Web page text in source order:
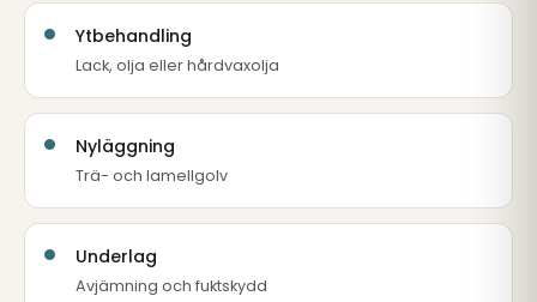
Ytbehandling
Lack, olja eller hårdvaxolja
Nyläggning
Trä- och lamellgolv
Underlag
Avjämning och fuktskydd